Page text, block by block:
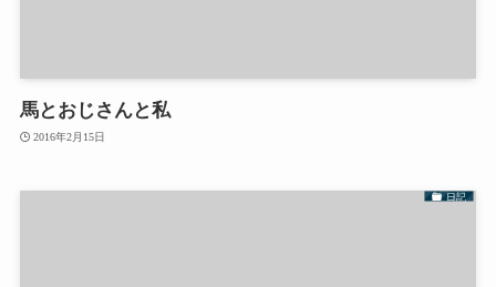
馬とおじさんと私
2016年2月15日
日記